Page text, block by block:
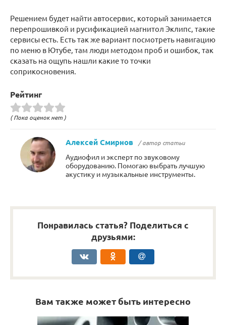
Решением будет найти автосервис, который занимается
перепрошивкой и русификацией магнитол Эклипс, такие
сервисы есть. Есть так же вариант посмотреть навигацию
по меню в Ютубе, там люди методом проб и ошибок, так
сказать на ощупь нашли какие то точки
соприкосновения.
Рейтинг
( Пока оценок нет )
Алексей Смирнов / автор статьи
Аудиофил и эксперт по звуковому
оборудованию. Помогаю выбрать лучшую
акустику и музыкальные инструменты.
Понравилась статья? Поделиться с
друзьями:
Вам также может быть интересно